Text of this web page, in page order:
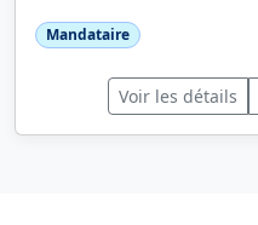
Mandataire
Voir les détails